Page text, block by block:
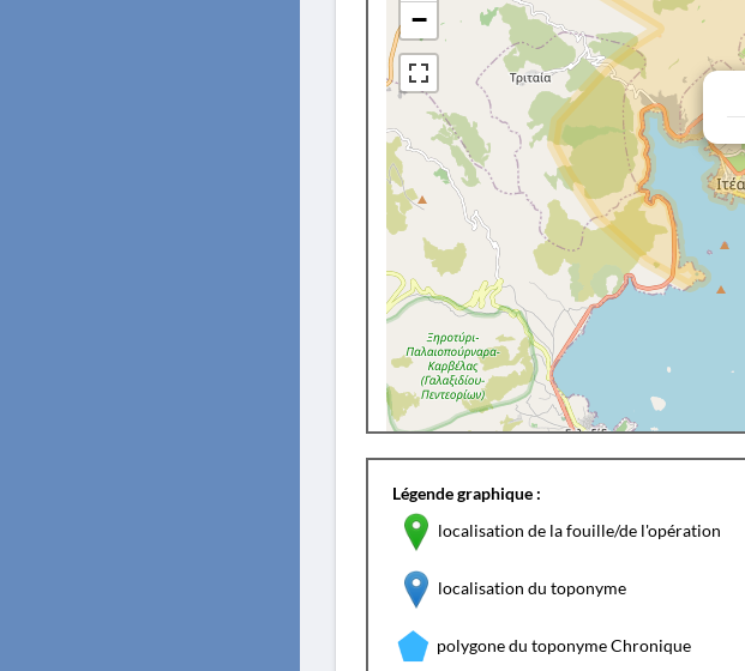
−
Légende graphique :
localisation de la fouille/de l'opération
localisation du toponyme
polygone du toponyme Chronique